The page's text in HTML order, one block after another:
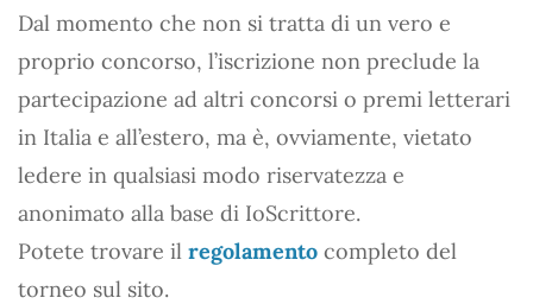
Dal momento che non si tratta di un vero e
proprio concorso, l’iscrizione non preclude la
partecipazione ad altri concorsi o premi letterari
in Italia e all’estero, ma è, ovviamente, vietato
ledere in qualsiasi modo riservatezza e
anonimato alla base di IoScrittore.
Potete trovare il regolamento completo del
torneo sul sito.